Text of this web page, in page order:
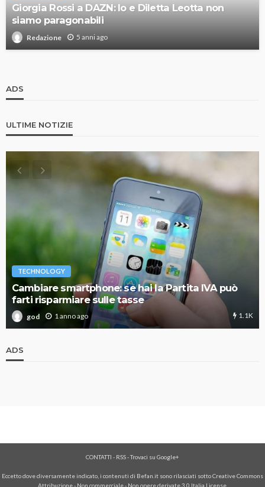
Giorgia Rossi a DAZN: Io e Diletta Leotta non
siamo paragonabili
Redazione 5 anni ago
ADS
ULTIME NOTIZIE
TECHNOLOGY
Cambiare smartphone: se hai la Partita IVA può
farti risparmiare sulle tasse
god 1 anno ago 1.1K
ADS
CONTATTI - RSS-Trovaci su Google+
Eccetto dove diversamente indicato, i contenuti di Befan.it sono rilasciati sotto Creative Commons
Attribuzione - Non commerciale - Non opere derivate 3.0 Italia License.